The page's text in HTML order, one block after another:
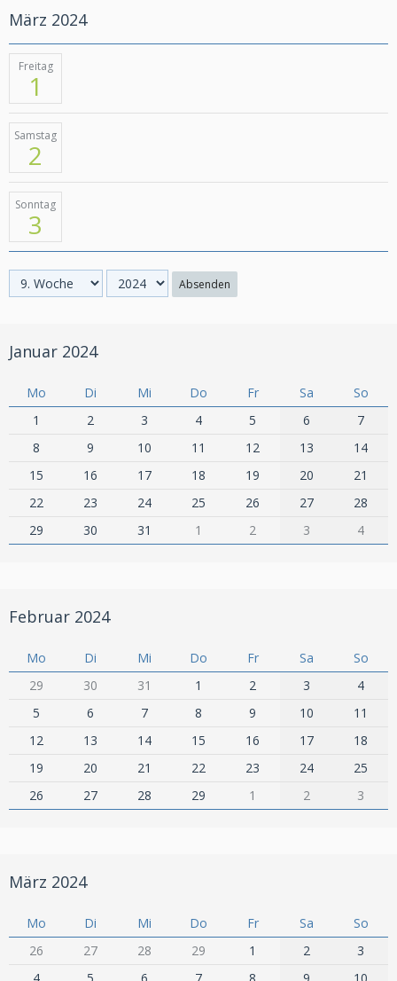
März 2024
Freitag
1
Samstag
2
Sonntag
3
Absenden
Januar 2024
Mo Di Mi Do Fr Sa
So
1
2 3 4 5 6
7
8
9 10 11 12 13
14
15
16 17 18 19 20
21
22
23 24 25 26 27
28
29
30 31 1 2 3 4
Februar 2024
Mo Di Mi Do Fr Sa
So
29
30 31 1 2 3
4
5
6 7 8 9 10
11
12
13 14 15 16 17
18
19
20 21 22 23 24
25
26
27 28 29 1 2 3
März 2024
Mo Di Mi Do Fr Sa
So
26
27 28 29 1 2
3